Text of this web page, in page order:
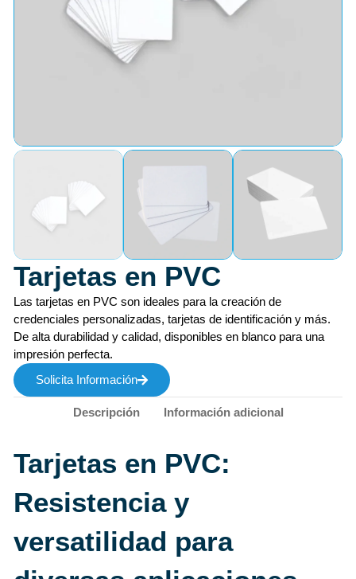
Tarjetas en PVC
Las tarjetas en PVC son ideales para la creación de
credenciales personalizadas, tarjetas de identificación y más.
De alta durabilidad y calidad, disponibles en blanco para una
impresión perfecta.
Solicita Información
Descripción Información adicional
Tarjetas en PVC:
Resistencia y
versatilidad para